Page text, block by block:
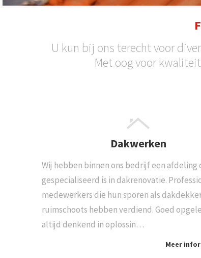
U kun bij ons terecht voor
Met oog voor
Dakwerken
Wij hebben binnen ons bedrijf een afdeling
gespecialiseerd is in dakrenovatie.
medewerkers die hun sporen als
ruimschoots hebben verdiend. Goed
altijd denkend in oplossin…
Meer